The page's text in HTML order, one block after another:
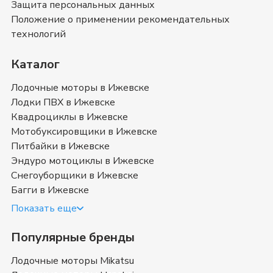
можете ознакомиться с отзывами покупателей на
Снегоуборщики Forzaи оставить свой отзыв.
Снегоуборщики Forza
Позвоните нам по телефону магазина в
(3412) 70-83-47 или 8 (800) 351-17-74
удовольствием ответим на все интересующие
вопросы о покупке товаров в категории
Снегоуборщики Forza
. Быстрая доставка в
Удмуртияи в любой город России.
Купить снегоуборщик Forza в
Ижевске
снегоуборочник) Форза — техника, приспособленная для
расчистки территории от снега и соответственно его уборки
(измельчение и выброс). Различают профессиональные и
Защита персональных данных
Положение о применении рекомендательных
технологий
Каталог
Лодочные моторы в Ижевске
Лодки ПВХ в Ижевске
Квадроциклы в Ижевске
Мотобуксировщики в Ижевске
Питбайки в Ижевске
Эндуро мотоциклы в Ижевске
Снегоуборщики в Ижевске
Багги в Ижевске
Показать еще
Популярные бренды
Лодочные моторы Mikatsu